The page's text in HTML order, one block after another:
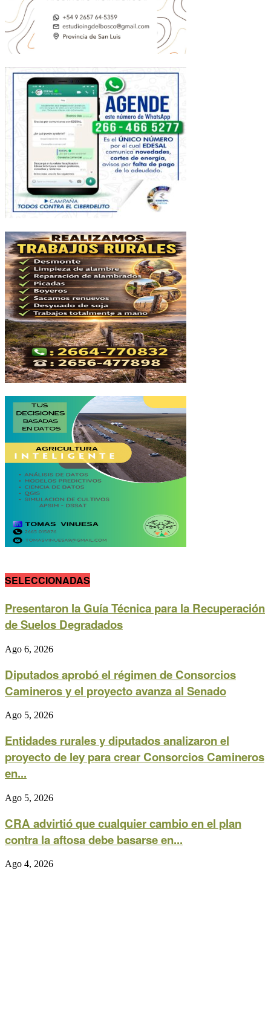
SELECCIONADAS
Presentaron la Guía Técnica para la Recuperación
de Suelos Degradados
Ago 6, 2026
Diputados aprobó el régimen de Consorcios
Camineros y el proyecto avanza al Senado
Ago 5, 2026
Entidades rurales y diputados analizaron el
proyecto de ley para crear Consorcios Camineros
en...
Ago 5, 2026
CRA advirtió que cualquier cambio en el plan
contra la aftosa debe basarse en...
Ago 4, 2026